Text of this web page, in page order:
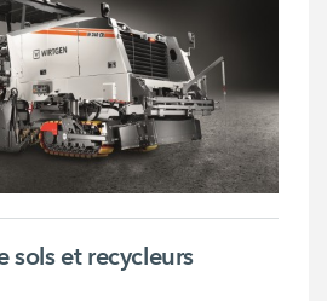
sols et recycleurs